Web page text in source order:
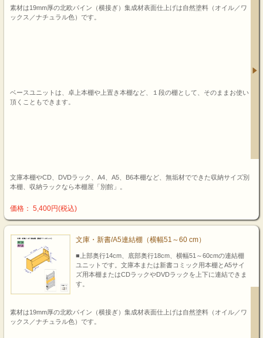
素材は19mm厚の北欧パイン（横接ぎ）集成材表面仕上げは自然塗料（オイル／ワ
ックス／ナチュラル色）です。
ベースユニットは、卓上本棚や上置き本棚など、１段の棚として、そのままお使い
頂くこともできます。
文庫本棚やCD、DVDラック、A4、A5、B6本棚など、無垢材でできた収納サイズ別
本棚、収納ラックなら本棚屋「別館」。
価格： 5,400円(税込)
文庫・新書/A5連結棚（横幅51～60 cm）
■上部奥行14cm、底部奥行18cm、横幅51～60cmの連結棚
ユニットです。文庫本または新書コミック用本棚とA5サイ
ズ用本棚またはCDラックやDVDラックを上下に連結できま
す。
素材は19mm厚の北欧パイン（横接ぎ）集成材表面仕上げは自然塗料（オイル／ワ
ックス／ナチュラル色）です。